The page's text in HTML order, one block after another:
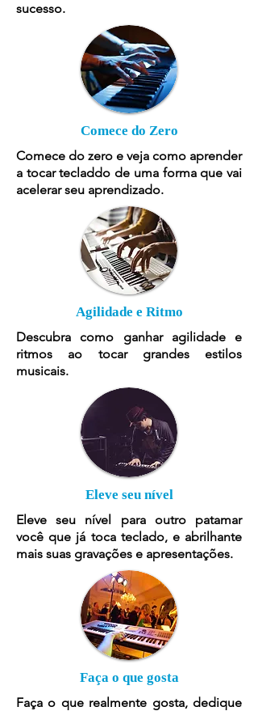
sucesso.
Comece do Zero
Comece do zero e veja como aprender
a tocar tecladdo de uma forma que vai
acelerar seu aprendizado.
Agilidade e Ritmo
Descubra como ganhar agilidade e
ritmos ao tocar grandes estilos
musicais.
Eleve seu nível
Eleve seu nível para outro patamar
você que já toca teclado, e abrilhante
mais suas gravações e apresentações.
Faça o que gosta
Faça o que realmente gosta, dedique